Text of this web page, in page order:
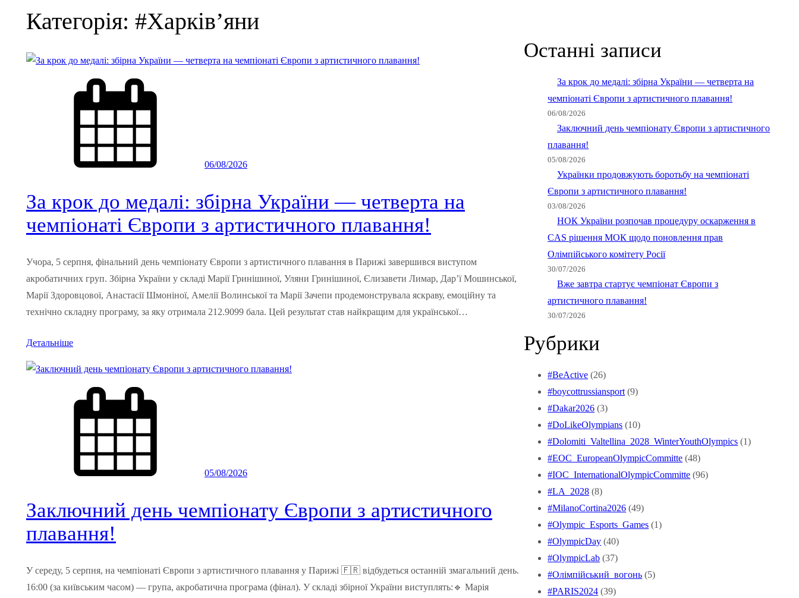
Категорія: #Харків’яни
06/08/2026
За крок до медалі: збірна України — четверта на
чемпіонаті Європи з артистичного плавання!
Учора, 5 серпня, фінальний день чемпіонату Європи з артистичного плавання в Парижі завершився виступом
акробатичних груп. Збірна України у складі Марії Гринішиної, Уляни Гринішиної, Єлизавети Лимар, Дар’ї Мошинської,
Марії Здоровцової, Анастасії Шмоніної, Амелії Волинської та Марії Зачепи продемонструвала яскраву, емоційну та
технічно складну програму, за яку отримала 212.9099 бала. Цей результат став найкращим для української…
Детальніше
05/08/2026
Заключний день чемпіонату Європи з артистичного
плавання!
У середу, 5 серпня, на чемпіонаті Європи з артистичного плавання у Парижі 🇫🇷 відбудеться останній змагальний день.
16:00 (за київським часом) — група, акробатична програма (фінал). У складі збірної України виступлять:🔹 Марія
Останні записи
За крок до медалі: збірна України — четверта на
чемпіонаті Європи з артистичного плавання!
06/08/2026
Заключний день чемпіонату Європи з артистичного
плавання!
05/08/2026
Українки продовжують боротьбу на чемпіонаті
Європи з артистичного плавання!
03/08/2026
НОК України розпочав процедуру оскарження в
CAS рішення МОК щодо поновлення прав
Олімпійського комітету Росії
30/07/2026
Вже завтра стартує чемпіонат Європи з
артистичного плавання!
30/07/2026
Рубрики
#BeActive (26)
#boycottrussiansport (9)
#Dakar2026 (3)
#DoLikeOlympians (10)
#Dolomiti_Valtellina_2028_WinterYouthOlympics (1)
#EOC_EuropeanOlympicCommitte (48)
#IOC_InternationalOlympicCommitte (96)
#LA_2028 (8)
#MilanoCortina2026 (49)
#Olympic_Esports_Games (1)
#OlympicDay (40)
#OlympicLab (37)
#Oлімпійський_вогонь (5)
#PARIS2024 (39)